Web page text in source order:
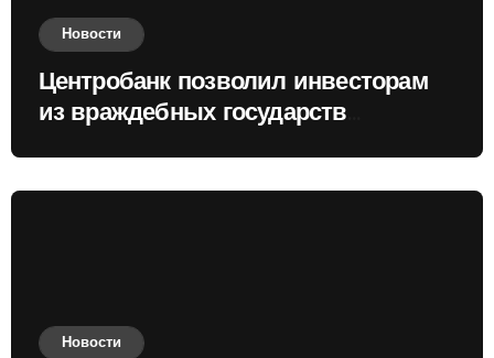
Новости
Центробанк позволил инвесторам
из враждебных государств
Новости